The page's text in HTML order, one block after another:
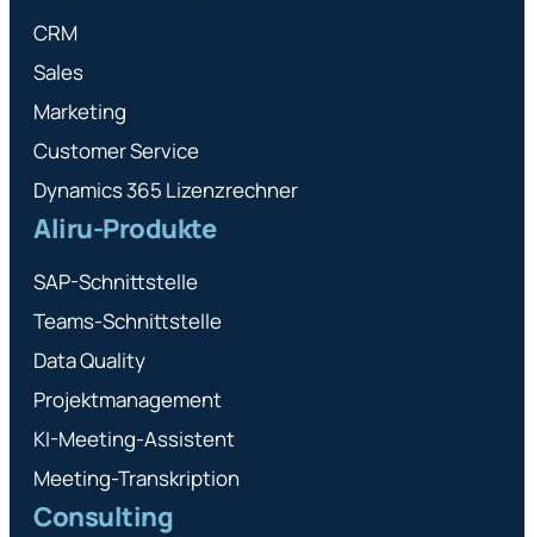
CRM
Sales
Marketing
Customer Service
Dynamics 365 Lizenzrechner
Aliru-Produkte
SAP-Schnittstelle
Teams-Schnittstelle
Data Quality
Projektmanagement
KI-Meeting-Assistent
Meeting-Transkription
Consulting